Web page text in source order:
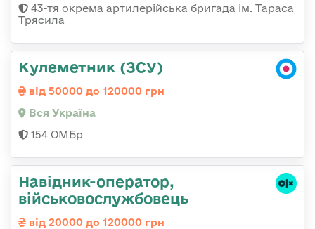
43-тя окрема артилерійська бригада ім. Тараса
Трясила
Кулеметник (ЗСУ)
від 50000 до 120000 грн
Вся Україна
154 ОМБр
Навідник-оператор,
військовослужбовець
від 20000 до 120000 грн